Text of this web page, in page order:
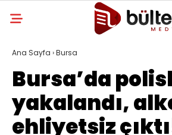
Ana Sayfa ›Bursa
Bursa’da
yakalandı,
ehliyetsiz